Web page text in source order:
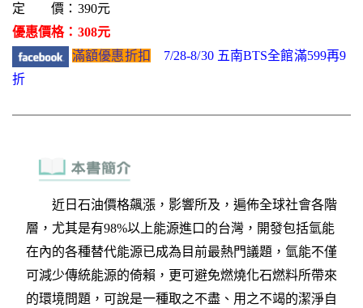
定 價：390元
優惠價格：308元
滿額優惠折扣
7/28-8/30 五南BTS全館滿599再9
折